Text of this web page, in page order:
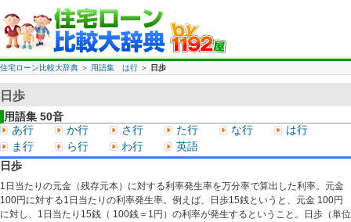
住宅ローン比較大辞典 ＞ 用語集 は行 ＞ 日歩
日歩
用語集 50音
あ行
か行 さ行 た行 な行
は行
ま行
ら行 わ行
英語
日歩
1日当たりの元金（残存元本）に対する利率発生率を万分率で算出した利率。元金
100円に対する1日当たりの利率発生率。例えば、日歩15銭というと、元金 100円
に対し、1日当たり15銭（ 100銭＝1円）の利率が発生するということ。日歩（単位